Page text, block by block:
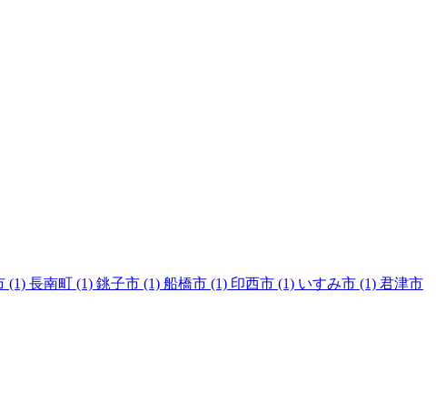
(1) 長南町 (1) 銚子市 (1) 船橋市 (1) 印西市 (1) いすみ市 (1) 君津市